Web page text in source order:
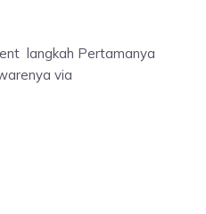
langkah Pertamanya
via